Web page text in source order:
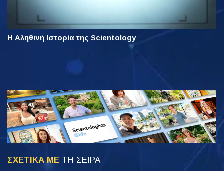
Η Αληθινή Ιστορία της Scientology
ΣΧΕΤΙΚΑ ΜΕ ΤΗ ΣΕΙΡΑ